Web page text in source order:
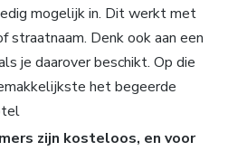
mogelijk in. Dit werkt met
straatnaam. Denk ook aan een
je daarover beschikt. Op die
het begeerde
zijn kosteloos, en voor